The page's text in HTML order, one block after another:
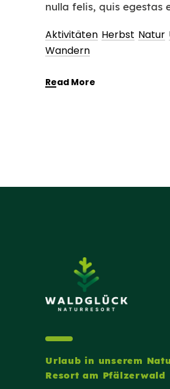
nulla felis, quis egestas
Aktivitäten Herbst Natur
Wandern
Read More
Urlaub in unserem
Resort am Pfälzerwald